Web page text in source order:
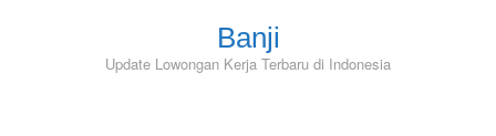
Banji
Update Lowongan Kerja Terbaru di Indonesia